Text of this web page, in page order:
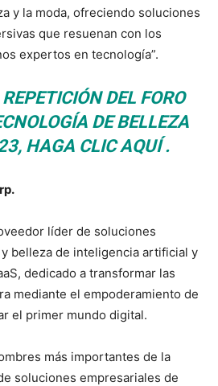
y la moda, ofreciendo soluciones
que resuenan con los
expertos en tecnología”.
DEL FORO
DE BELLEZA
HAGA CLIC AQUÍ.
líder de soluciones
belleza de inteligencia artificial y
dedicado a transformar las
mediante el empoderamiento de
el primer mundo digital.
más importantes de la
soluciones empresariales de